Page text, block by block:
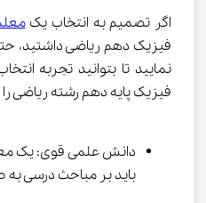
اگر تصمیم به انتخاب یک
فیزیک دهم ریاضی داشتید،
نمایید تا بتوانید تجربه
فیزیک پایه دهم رشته ریاضی
دانش علمی قوی: یک
باید بر مباحث درسی